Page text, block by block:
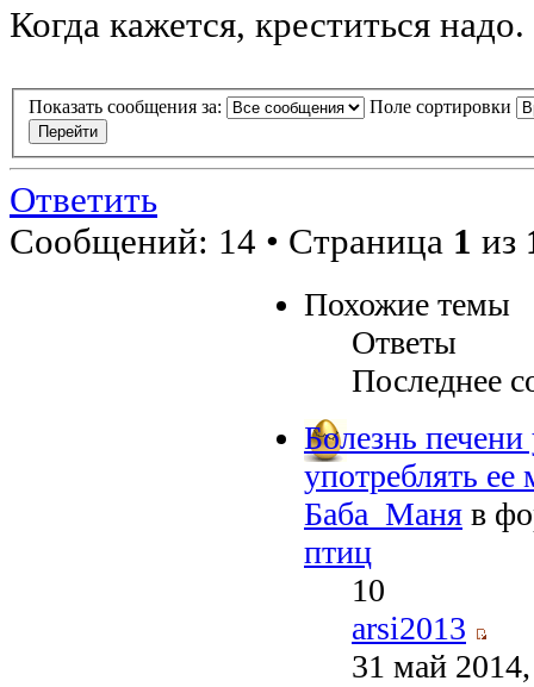
Когда кажется, креститься надо.
Показать сообщения за: Поле сортировки
Ответить
Сообщений: 14 • Страница 1 из
Похожие темы
Ответы
Последнее
Болезнь
употреблять
Баба_Маня в
птиц
10
arsi2013
31 май